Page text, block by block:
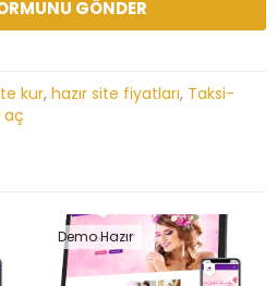
kur, hazır site fiyatları, Taksi-
aç
Demo Hazır